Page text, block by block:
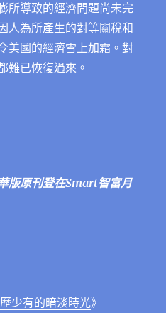
所導致的經濟問題尚未完
人為所產生的對等關稅和
美國的經濟雪上加霜。對
難已恢復過來。
版原刊登在Smart智富月
少有的暗淡時光》